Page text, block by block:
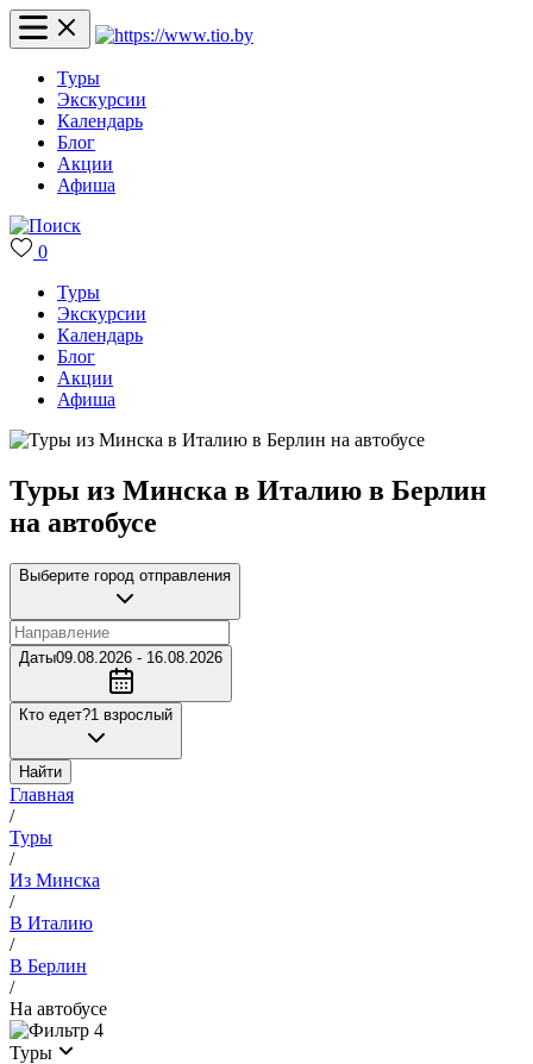
Туры
Экскурсии
Календарь
Блог
Акции
Афиша
0
Туры
Экскурсии
Календарь
Блог
Акции
Афиша
Туры из Минска в Италию в Берлин
на автобусе
Выберите город отправления
Даты09.08.2026 - 16.08.2026
Кто едет?1 взрослый
Найти
Главная
/
Туры
/
Из Минска
/
В Италию
/
В Берлин
/
На автобусе
4
Туры